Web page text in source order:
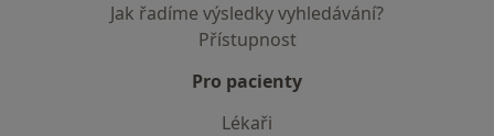
Jak řadíme výsledky vyhledávání?
Přístupnost
Pro pacienty
Lékaři